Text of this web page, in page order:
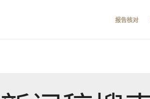
报告核对